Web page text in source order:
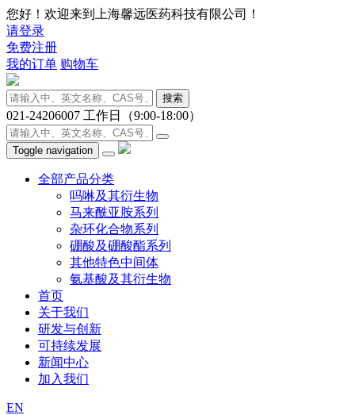
您好！欢迎来到上海馨远医药科技有限公司！
请登录
免费注册
我的订单 购物车
搜索
021-24206007 工作日（9:00-18:00）
Toggle navigation
全部产品分类
吗啉及其衍生物
马来酰亚胺系列
杂环化合物系列
硼酸及硼酸酯系列
其他特色中间体
氨基酸及其衍生物
首页
关于我们
研发与创新
可持续发展
新闻中心
加入我们
EN